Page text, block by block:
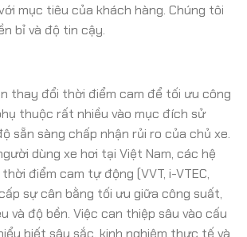
mục tiêu của khách hàng. Chúng tôi
bỉ và độ tin cậy.
thay đổi thời điểm cam để tối ưu công
thuộc rất nhiều vào mục đích sử
sẵn sàng chấp nhận rủi ro của chủ xe.
dùng xe hơi tại Việt Nam, các hệ
điểm cam tự động (VVT, i-VTEC,
sự cân bằng tối ưu giữa công suất,
và độ bền. Việc can thiệp sâu vào cấu
biết sâu sắc, kinh nghiệm thực tế và